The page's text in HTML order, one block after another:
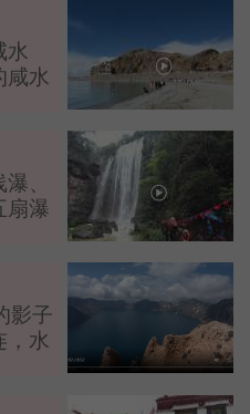
水
咸水
、
扇瀑
影子
，水